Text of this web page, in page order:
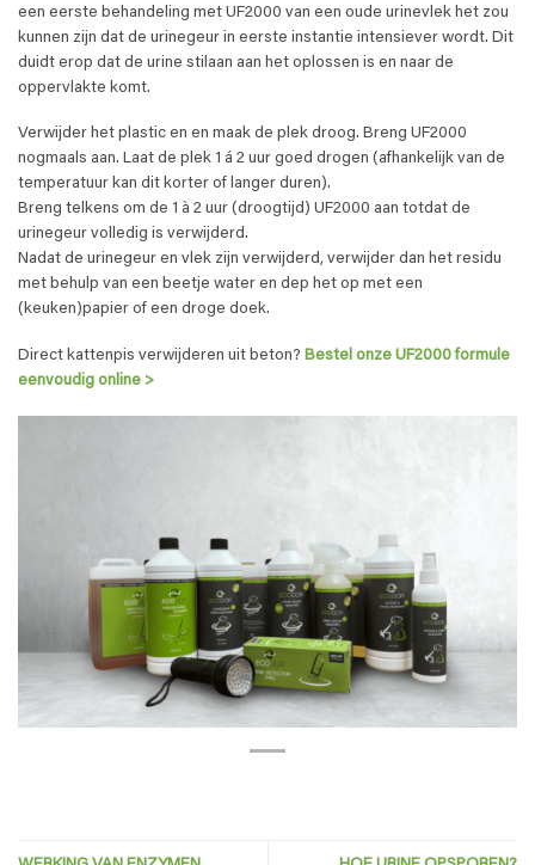
een eerste behandeling met UF2000 van een oude urinevlek het zou
kunnen zijn dat de urinegeur in eerste instantie intensiever wordt. Dit
duidt erop dat de urine stilaan aan het oplossen is en naar de
oppervlakte komt.
Verwijder het plastic en en maak de plek droog. Breng UF2000
nogmaals aan. Laat de plek 1 á 2 uur goed drogen (afhankelijk van de
temperatuur kan dit korter of langer duren).
Breng telkens om de 1 à 2 uur (droogtijd) UF2000 aan totdat de
urinegeur volledig is verwijderd.
Nadat de urinegeur en vlek zijn verwijderd, verwijder dan het residu
met behulp van een beetje water en dep het op met een
(keuken)papier of een droge doek.
Direct kattenpis verwijderen uit beton? Bestel onze UF2000 formule
eenvoudig online >